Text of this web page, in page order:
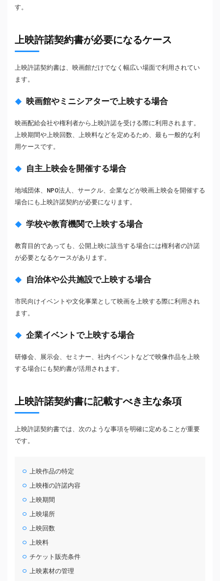
す。
上映許諾契約書が必要になるケース
上映許諾契約書は、映画館だけでなく幅広い場面で利用されてい
ます。
映画館やミニシアターで上映する場合
映画配給会社や権利者から上映許諾を受ける際に利用されます。
上映期間や上映回数、上映料などを定めるため、最も一般的な利
用ケースです。
自主上映会を開催する場合
地域団体、NPO法人、サークル、企業などが映画上映会を開催する
場合にも上映許諾契約が必要になります。
学校や教育機関で上映する場合
教育目的であっても、公開上映に該当する場合には権利者の許諾
が必要となるケースがあります。
自治体や公共施設で上映する場合
市民向けイベントや文化事業として映画を上映する際に利用され
ます。
企業イベントで上映する場合
研修会、展示会、セミナー、社内イベントなどで映像作品を上映
する場合にも契約書が活用されます。
上映許諾契約書に記載すべき主な条項
上映許諾契約書では、次のような事項を明確に定めることが重要
です。
上映作品の特定
上映権の許諾内容
上映期間
上映場所
上映回数
上映料
チケット販売条件
上映素材の管理